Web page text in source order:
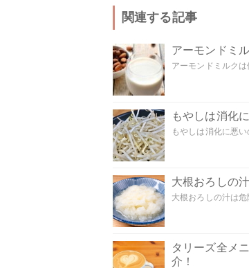
関連する記事
アーモンドミ
アーモンドミルク
もやしは消化
もやしは消化に悪
大根おろしの
大根おろしの汁は
タリーズ全メ
介！